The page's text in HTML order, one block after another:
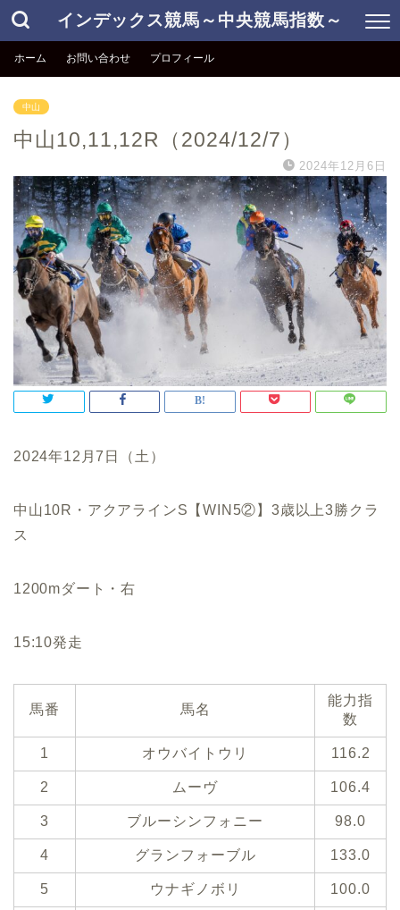
インデックス競馬～中央競馬指数～
ホーム お問い合わせ プロフィール
中山
中山10,11,12R（2024/12/7）
2024年12月6日
2024年12月7日（土）
中山10R・アクアラインS【WIN5②】3歳以上3勝クラ
ス
1200mダート・右
15:10発走
馬番 馬名
能力指
数
1 オウバイトウリ 116.2
2 ムーヴ 106.4
3 ブルーシンフォニー 98.0
4 グランフォーブル 133.0
5 ウナギノボリ 100.0